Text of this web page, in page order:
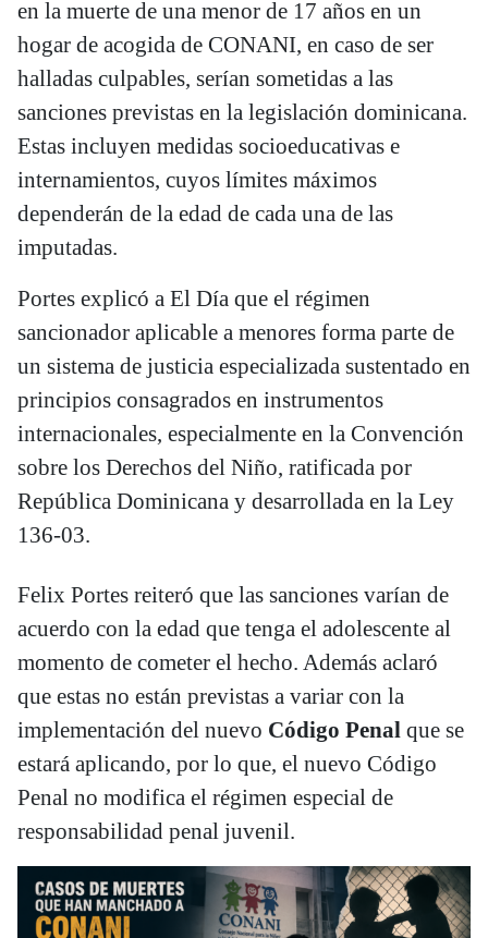
en la muerte de una menor de 17 años en un
hogar de acogida de CONANI, en caso de ser
halladas culpables, serían sometidas a las
sanciones previstas en la legislación dominicana.
Estas incluyen medidas socioeducativas e
internamientos, cuyos límites máximos
dependerán de la edad de cada una de las
imputadas.
Portes explicó a El Día que el régimen
sancionador aplicable a menores forma parte de
un sistema de justicia especializada sustentado en
principios consagrados en instrumentos
internacionales, especialmente en la Convención
sobre los Derechos del Niño, ratificada por
República Dominicana y desarrollada en la Ley
136-03.
Felix Portes reiteró que las sanciones varían de
acuerdo con la edad que tenga el adolescente al
momento de cometer el hecho. Además aclaró
que estas no están previstas a variar con la
implementación del nuevo Código Penal que se
estará aplicando, por lo que, el nuevo Código
Penal no modifica el régimen especial de
responsabilidad penal juvenil.